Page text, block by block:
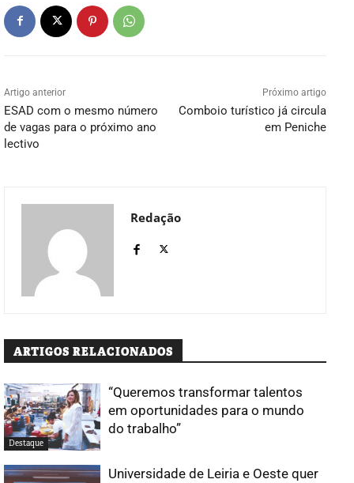
Artigo anterior
ESAD com o mesmo número
de vagas para o próximo ano
lectivo
Próximo artigo
Comboio turístico já circula
em Peniche
Redação
ARTIGOS RELACIONADOS
Destaque
“Queremos transformar talentos
em oportunidades para o mundo
do trabalho”
Universidade de Leiria e Oeste quer